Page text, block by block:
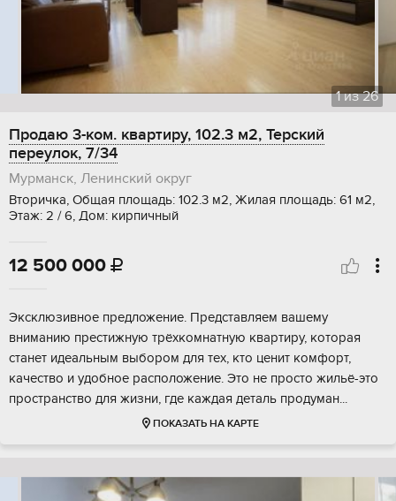
1из26
Продаю 3-ком. квартиру, 102.3 м2, Терский
переулок, 7/34
Мурманск, Ленинский округ
Вторичка, Общая площадь: 102.3 м2, Жилая площадь: 61 м2,
Этаж: 2 / 6, Дом: кирпичный
12 500 000 
Эксклюзивное предложение. Представляем вашему
вниманию престижную трёхкомнатную квартиру, которая
станет идеальным выбором для тех, кто ценит комфорт,
качество и удобное расположение. Это не просто жильё-это
пространство для жизни, где каждая деталь продуман...
ПОКАЗАТЬ НА КАРТЕ